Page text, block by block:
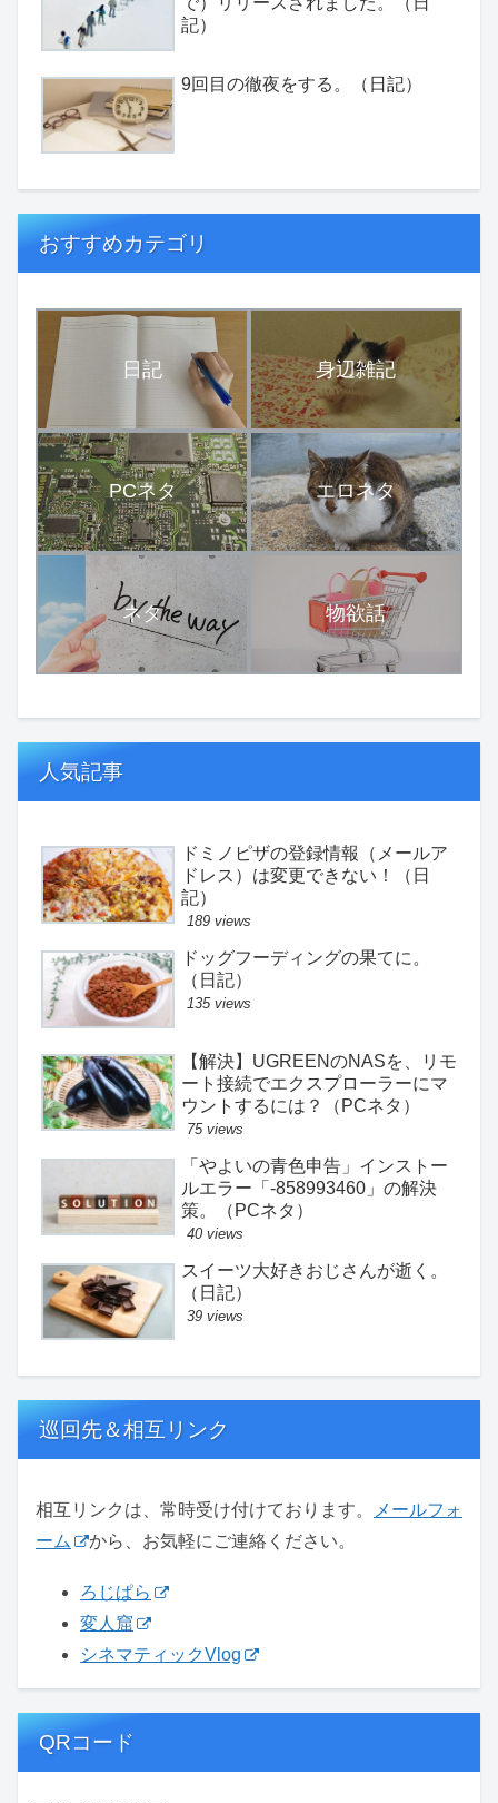
記）
9回目の徹夜をする。（日記）
おすすめカテゴリ
日記 身辺雑記
PCネタ エロネタ
ネタ 物欲話
人気記事
ドミノピザの登録情報（メールア
ドレス）は変更できない！（日
記）
189 views
ドッグフーディングの果てに。
（日記）
135 views
【解決】UGREENのNASを、リモ
ート接続でエクスプローラーにマ
ウントするには？（PCネタ）
75 views
「やよいの青色申告」インストー
ルエラー「-858993460」の解決
策。（PCネタ）
40 views
スイーツ大好きおじさんが逝く。
（日記）
39 views
巡回先＆相互リンク
相互リンクは、常時受け付けております。
メールフォ
ーム
から、お気軽にご連絡ください。
ろじぱら
変人窟
シネマティックVlog
QRコード